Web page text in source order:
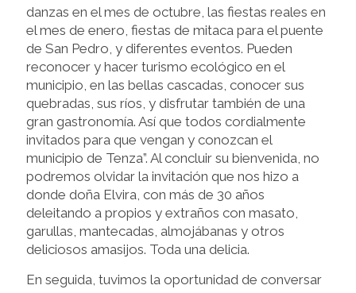
danzas en el mes de octubre, las fiestas reales en
el mes de enero, fiestas de mitaca para el puente
de San Pedro, y diferentes eventos. Pueden
reconocer y hacer turismo ecológico en el
municipio, en las bellas cascadas, conocer sus
quebradas, sus ríos, y disfrutar también de una
gran gastronomía. Así que todos cordialmente
invitados para que vengan y conozcan el
municipio de Tenza”. Al concluir su bienvenida, no
podremos olvidar la invitación que nos hizo a
donde doña Elvira, con más de 30 años
deleitando a propios y extraños con masato,
garullas, mantecadas, almojábanas y otros
deliciosos amasijos. Toda una delicia.
En seguida, tuvimos la oportunidad de conversar